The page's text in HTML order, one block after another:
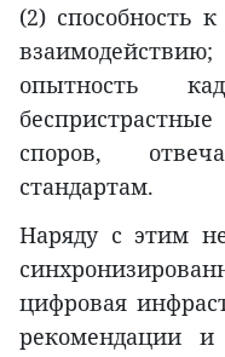
(2) способность
опытность
споров,
стандартам.
Наряду с этим
цифровая
рекомендации